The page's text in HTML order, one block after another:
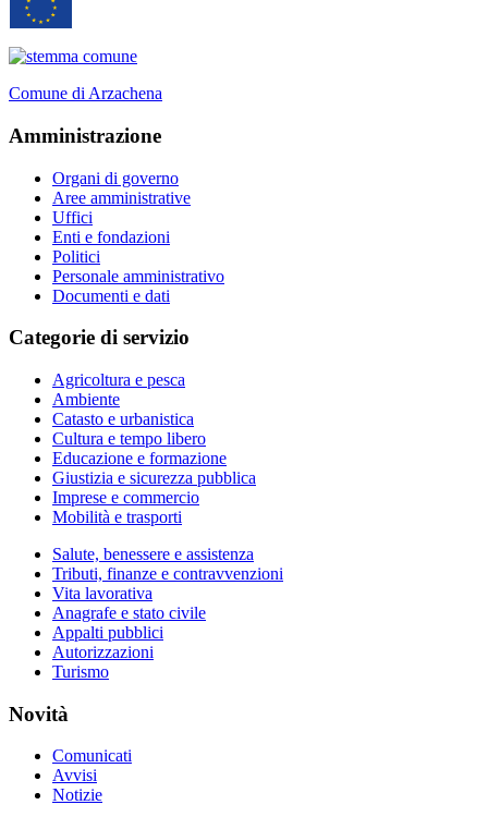
Comune di Arzachena
Amministrazione
Organi di governo
Aree amministrative
Uffici
Enti e fondazioni
Politici
Personale amministrativo
Documenti e dati
Categorie di servizio
Agricoltura e pesca
Ambiente
Catasto e urbanistica
Cultura e tempo libero
Educazione e formazione
Giustizia e sicurezza pubblica
Imprese e commercio
Mobilità e trasporti
Salute, benessere e assistenza
Tributi, finanze e contravvenzioni
Vita lavorativa
Anagrafe e stato civile
Appalti pubblici
Autorizzazioni
Turismo
Novità
Comunicati
Avvisi
Notizie